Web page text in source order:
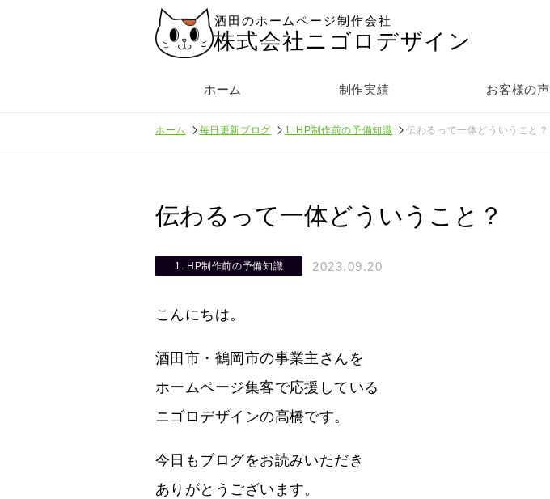
酒田のホームページ制作会社
株式会社ニゴロデザイン
ホーム 制作実績 お客様の声
ホーム 毎日更新ブログ 1. HP制作前の予備知識 伝わるって一体どういうこと？
伝わるって一体どういうこと？
1. HP制作前の予備知識 2023.09.20
こんにちは。
酒田市・鶴岡市の事業主さんを
ホームページ集客で応援している
ニゴロデザインの高橋です。
今日もブログをお読みいただき
ありがとうございます。